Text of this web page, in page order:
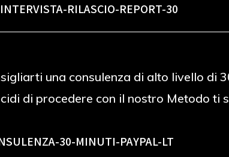
RILASCIO-REPORT-30
una consulenza di alto livello di
di procedere con il nostro Metodo
30-MINUTI-PAYPAL-LT